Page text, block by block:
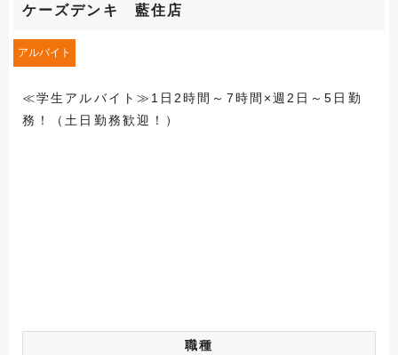
ケーズデンキ 藍住店
アルバイト
≪学生アルバイト≫1日2時間～7時間×週2日～5日勤
務！（土日勤務歓迎！）
職種